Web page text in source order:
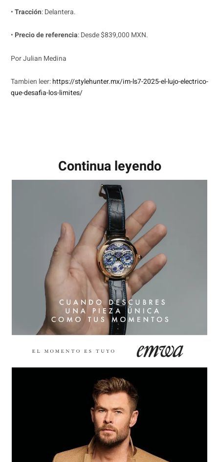
•Tracción: Delantera.
• Precio de referencia: Desde $839,000 MXN.
Por Julian Medina
Tambien leer:https://stylehunter.mx/im-ls7-2025-el-lujo-electrico-
que-desafia-los-limites/
Continua leyendo